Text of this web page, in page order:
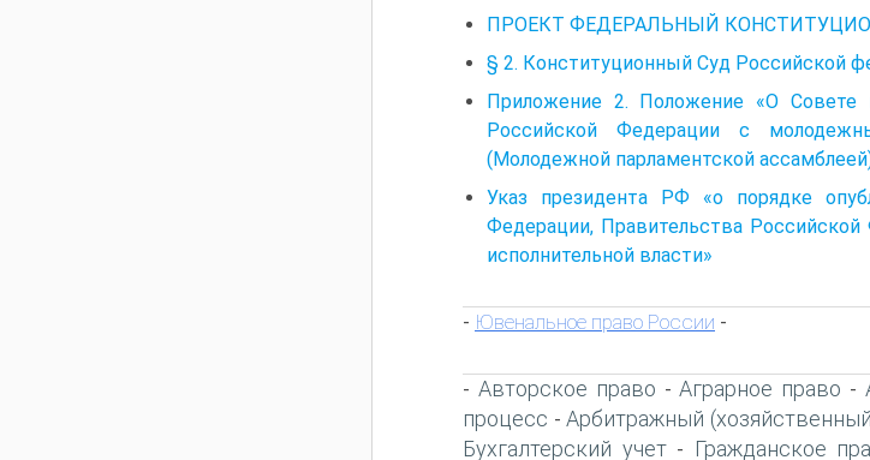
ПРОЕКТ ФЕДЕРАЛЬНЫЙ
§ 2. Конституционный Суд Российской
Приложение 2. Положение «О Совете
Российской Федерации с
(Молодежной парламентской
Указ президента РФ «о порядке
Федерации, Правительства
исполнительной власти»
- Ювенальное право России -
- Авторское право -Аграрное право -
процесс -Арбитражный
Бухгалтерский учет- Гражданское